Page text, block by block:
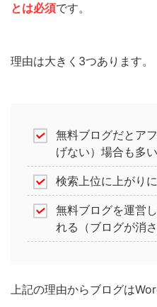
とは必須です。
理由は大きく3つあります。
無料ブログだとア
げない）場合も多い
検索上位に上がり
無料ブログを運営
れる（ブログが消
上記の理由からブログは